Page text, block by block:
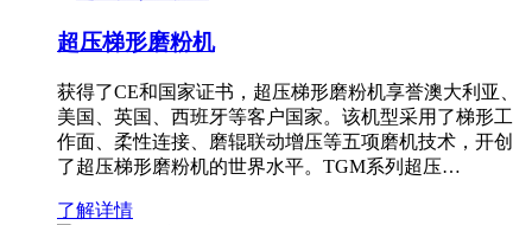
超压梯形磨粉机
获得了CE和国家证书，超压梯形磨粉机享誉澳大利亚、
美国、英国、西班牙等客户国家。该机型采用了梯形工
作面、柔性连接、磨辊联动增压等五项磨机技术，开创
了超压梯形磨粉机的世界水平。TGM系列超压…
了解详情